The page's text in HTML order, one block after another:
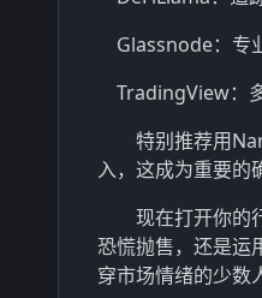
Glassnode：专
TradingView：
特别推荐用
入，这成为重要的
现在打开你的
恐慌抛售，还是运
穿市场情绪的少数